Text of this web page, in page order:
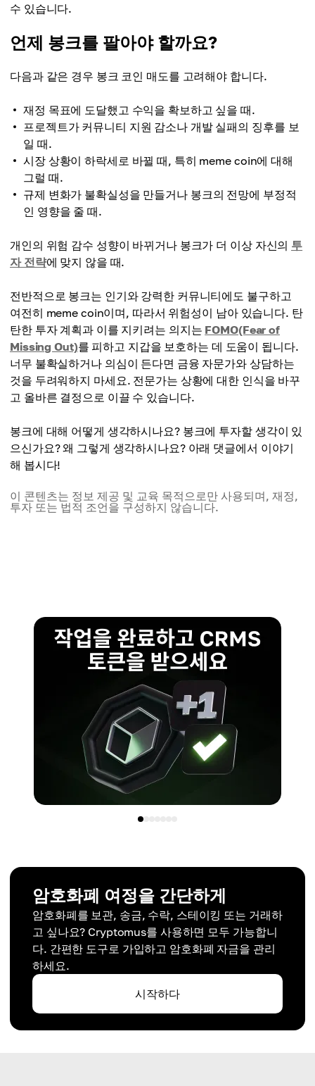
수 있습니다.
언제 봉크를 팔아야 할까요?
다음과 같은 경우 봉크 코인 매도를 고려해야 합니다.
재정 목표에 도달했고 수익을 확보하고 싶을 때.
프로젝트가 커뮤니티 지원 감소나 개발 실패의 징후를 보
일 때.
시장 상황이 하락세로 바뀔 때, 특히 meme coin에 대해
그럴 때.
규제 변화가 불확실성을 만들거나 봉크의 전망에 부정적
인 영향을 줄 때.
개인의 위험 감수 성향이 바뀌거나 봉크가 더 이상 자신의 투
자 전략에 맞지 않을 때.
전반적으로 봉크는 인기와 강력한 커뮤니티에도 불구하고
여전히 meme coin이며, 따라서 위험성이 남아 있습니다. 탄
탄한 투자 계획과 이를 지키려는 의지는 FOMO(Fear of
Missing Out)를 피하고 지갑을 보호하는 데 도움이 됩니다.
너무 불확실하거나 의심이 든다면 금융 자문가와 상담하는
것을 두려워하지 마세요. 전문가는 상황에 대한 인식을 바꾸
고 올바른 결정으로 이끌 수 있습니다.
봉크에 대해 어떻게 생각하시나요? 봉크에 투자할 생각이 있
으신가요? 왜 그렇게 생각하시나요? 아래 댓글에서 이야기
해 봅시다!
이 콘텐츠는 정보 제공 및 교육 목적으로만 사용되며, 재정,
투자 또는 법적 조언을 구성하지 않습니다.
암호화폐 여정을 간단하게
암호화폐를 보관, 송금, 수락, 스테이킹 또는 거래하
고 싶나요? Cryptomus를 사용하면 모두 가능합니
다. 간편한 도구로 가입하고 암호화폐 자금을 관리
하세요.
시작하다